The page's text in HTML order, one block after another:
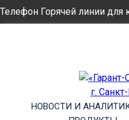
Телефон Горячей линии для
НОВОСТИ И